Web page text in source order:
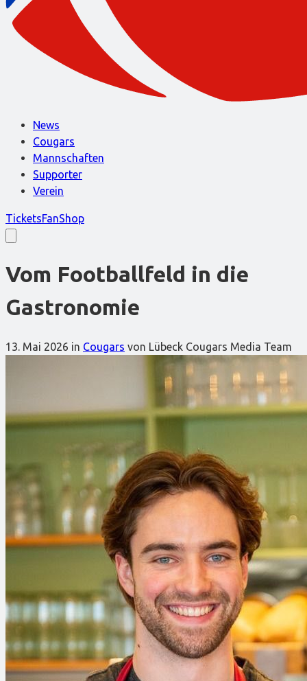
News
Cougars
Mannschaften
Supporter
Verein
TicketsFanShop
Vom Footballfeld in die
Gastronomie
13. Mai 2026 in Cougars von Lübeck Cougars Media Team